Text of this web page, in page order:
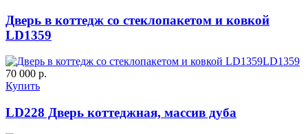
Дверь в коттедж со стеклопакетом и ковкой
LD1359
LD1359
70 000 р.
Купить
LD228 Дверь коттеджная, массив дуба